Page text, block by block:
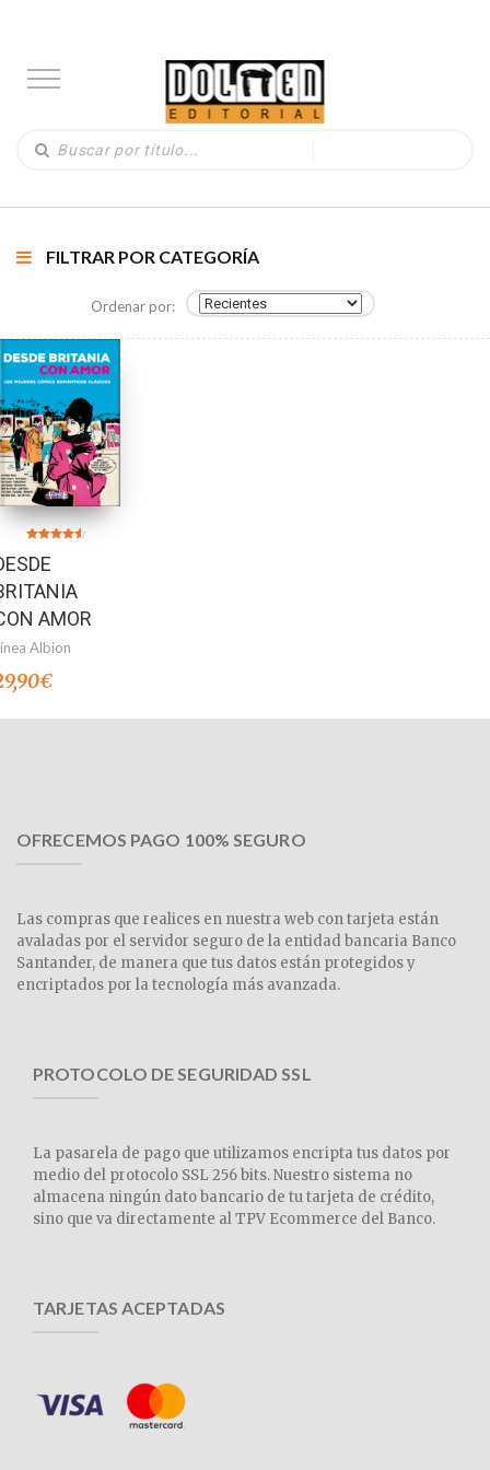
FILTRAR POR CATEGORÍA
Ordenar por:
4.50
de 5
AMOR
Albion
€
OFRECEMOS PAGO 100% SEGURO
Las compras que realices en nuestra web con tarjeta están
avaladas por el servidor seguro de la entidad bancaria Banco
Santander, de manera que tus datos están protegidos y
encriptados por la tecnología más avanzada.
PROTOCOLO DE SEGURIDAD SSL
La pasarela de pago que utilizamos encripta tus datos por
medio del protocolo SSL 256 bits. Nuestro sistema no
almacena ningún dato bancario de tu tarjeta de crédito,
sino que va directamente al TPV Ecommerce del Banco.
TARJETAS ACEPTADAS